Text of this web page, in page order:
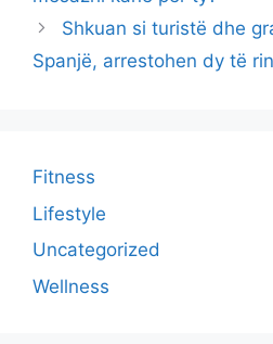
Shkuan si turistë dhe
Spanjë, arrestohen dy të
Fitness
Lifestyle
Uncategorized
Wellness